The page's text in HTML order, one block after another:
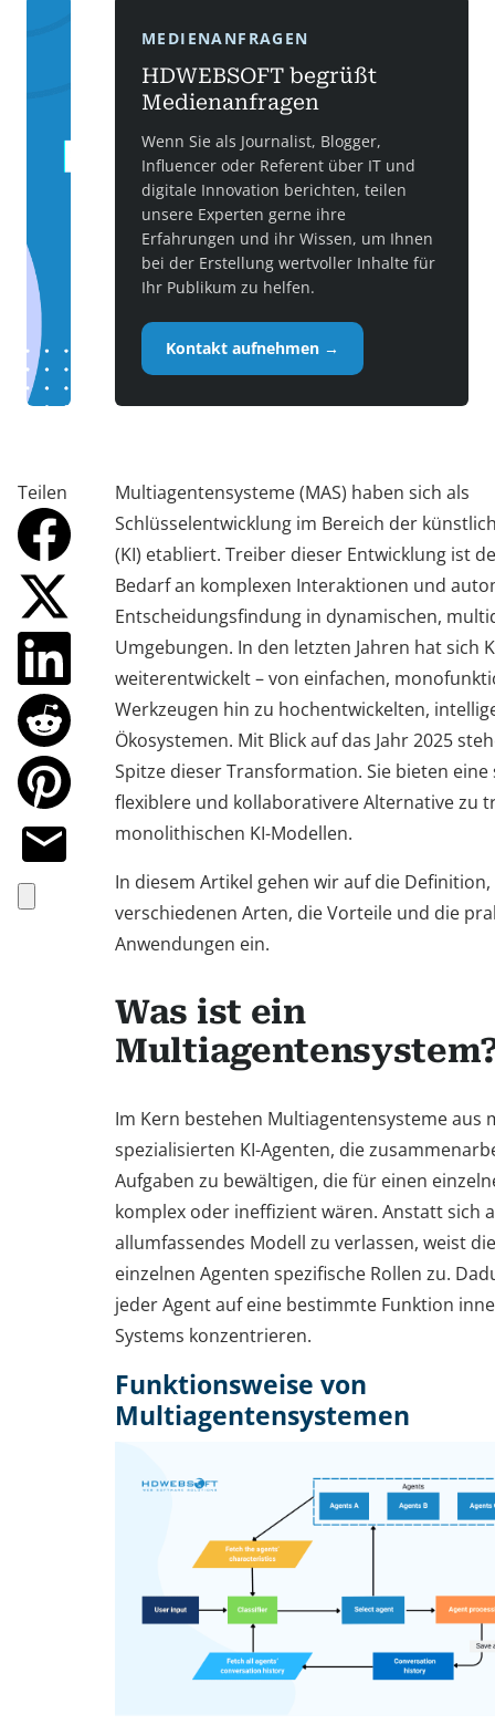
MEDIENANFRAGEN
HDWEBSOFT begrüßt
Medienanfragen
Wenn Sie als Journalist, Blogger,
Influencer oder Referent über IT und
digitale Innovation berichten, teilen
unsere Experten gerne ihre
Erfahrungen und ihr Wissen, um Ihnen
bei der Erstellung wertvoller Inhalte für
Ihr Publikum zu helfen.
Kontakt aufnehmen →
Teilen
Multiagentensysteme (MAS) haben sich als
Schlüsselentwicklung im Bereich der
(KI) etabliert. Treiber dieser Entwicklung ist
Bedarf an komplexen Interaktionen und
Entscheidungsfindung in dynamischen,
Umgebungen. In den letzten Jahren hat sich
weiterentwickelt – von einfachen,
Werkzeugen hin zu hochentwickelten,
Ökosystemen. Mit Blick auf das Jahr 2025
Spitze dieser Transformation. Sie bieten
flexiblere und kollaborativere Alternative zu
monolithischen KI-Modellen.
In diesem Artikel gehen wir auf die Definition,
verschiedenen Arten, die Vorteile und die
Anwendungen ein.
Was ist ein
Im Kern bestehen Multiagentensysteme aus
spezialisierten KI-Agenten, die
Aufgaben zu bewältigen, die für einen
komplex oder ineffizient wären. Anstatt sich
allumfassendes Modell zu verlassen, weist
einzelnen Agenten spezifische Rollen zu.
jeder Agent auf eine bestimmte Funktion
Systems konzentrieren.
Funktionsweise von
Multiagentensystemen